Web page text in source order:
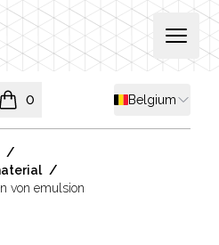
Open
Shipping
Belgium
0
items in cart, view bag
/
/
von emulsion